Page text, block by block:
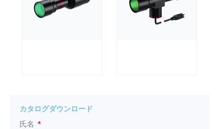
カタログダウンロード
氏名